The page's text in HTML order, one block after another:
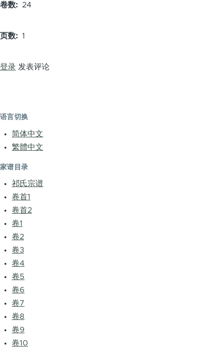
卷数
24
页数 1
登录 发表评论
语言切换
简体中文
繁體中文
家谱目录
祁氏宗谱
卷首1
卷首2
卷1
卷2
卷3
卷4
卷5
卷6
卷7
卷8
卷9
卷10